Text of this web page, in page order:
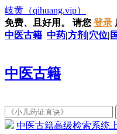
岐黄 （qihuang.vip）
免费、且好用。
请您 登录
中医古籍 中药|方剂 |穴位|
中医古籍
中医古籍高级检索系统